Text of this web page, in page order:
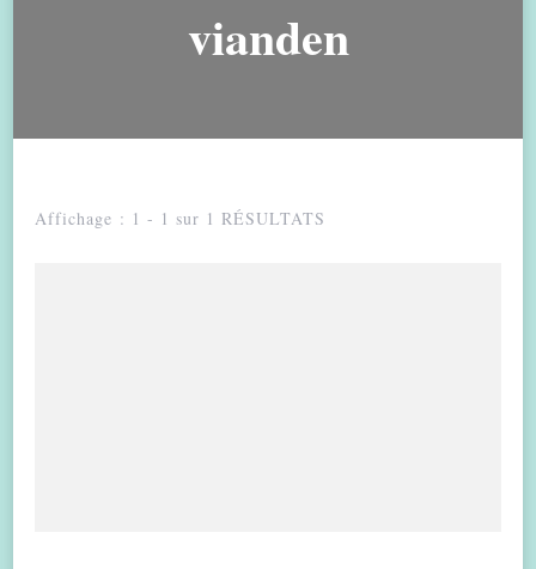
vianden
Affichage : 1 - 1 sur 1 RÉSULTATS